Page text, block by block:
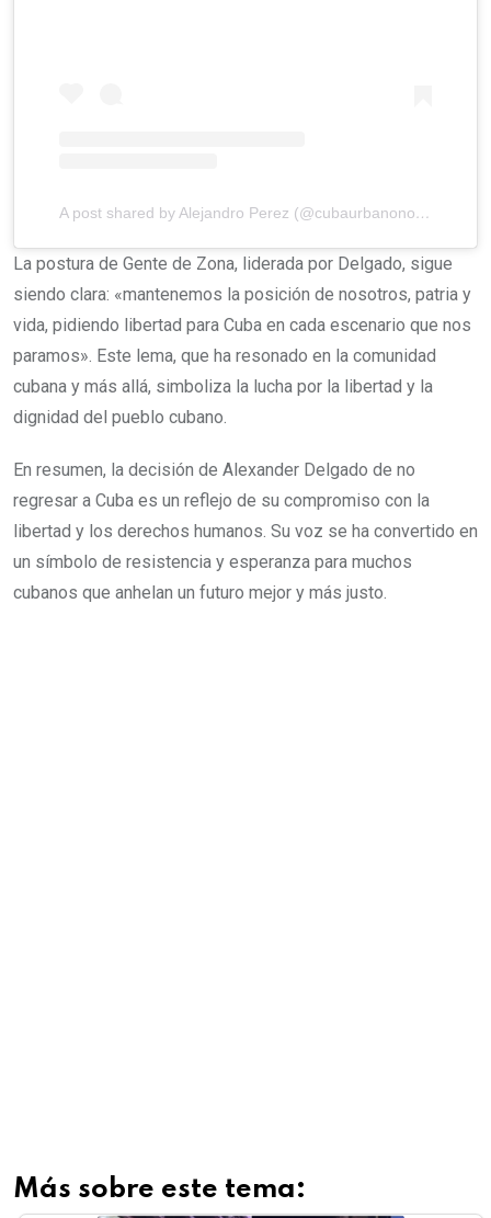
A post shared by Alejandro Perez (@cubaurbanonoticias)
La postura de Gente de Zona, liderada por Delgado, sigue
siendo clara: «mantenemos la posición de nosotros, patria y
vida, pidiendo libertad para Cuba en cada escenario que nos
paramos». Este lema, que ha resonado en la comunidad
cubana y más allá, simboliza la lucha por la libertad y la
dignidad del pueblo cubano.
En resumen, la decisión de Alexander Delgado de no
regresar a Cuba es un reflejo de su compromiso con la
libertad y los derechos humanos. Su voz se ha convertido en
un símbolo de resistencia y esperanza para muchos
cubanos que anhelan un futuro mejor y más justo.
Más sobre este tema: